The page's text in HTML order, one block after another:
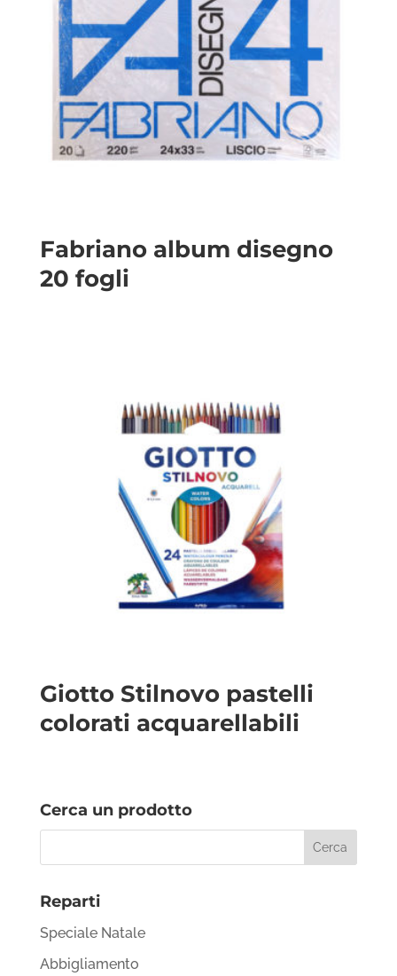
Fabriano album disegno
20 fogli
Giotto Stilnovo pastelli
colorati acquarellabili
Cerca un prodotto
Reparti
Speciale Natale
Abbigliamento